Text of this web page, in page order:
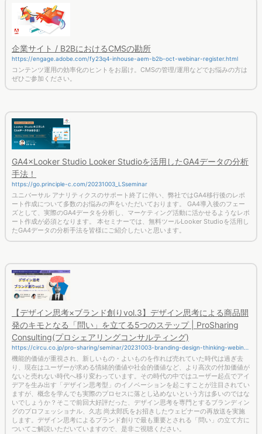
企業サイト / B2BにおけるCMSの勘所
https://engage.adobe.com/fy23q4-inhouse-aem-b2b-oct-webinar-register.html
コンテンツ運用の効率化のヒントをお届け。CMSの管理/運用などでお悩みの方は
ぜひご参加ください。
GA4×Looker Studio Looker Studioを活用したGA4データの分析
手法！
https://go.principle-c.com/20231003_LSseminar
ユニバーサル アナリティクスのサポート終了に伴い、弊社ではGA4移行後のレポ
ート作成について多数のお悩みの声をいただいております。 GA4導入後のフェー
ズとして、実際のGA4データを分析し、マーケティング活動に活かせるようなレポ
ート作成が必須となります。 本セミナーでは、無料ツールLooker Studioを活用し
たGA4データの分析手法を皆様にご紹介したいと思います。
【デザイン思考×ブランド創りvol.3】デザイン思考による商品開
発のキモとなる「問い」を立てる5つのステップ | ProSharing
Consulting(プロシェアリングコンサルティング)
https://circu.co.jp/pro-sharing/seminar/20231003-branding-design-thinking-webina
r/
機能的価値が重視され、新しいもの・よいものを作れば売れていた時代は過ぎ去
り、現在はユーザーが求める情緒的価値や社会的価値など、より高次の付加価値が
ないと売れない時代へ移り変わっています。その時代の中ではユーザー起点でアイ
デアを生み出す「デザイン思考型」のイノベーションを起こすことが注目されてい
ますが、概念を学んでも実際のプロセスに落とし込めないという方は多いのではな
いでしょうか？そこで前回大好評だった、デザイン思考を専門とするブランディン
グのプロフェッショナル、久志 尚太郎氏をお招きしたウェビナーの再放送を実施
します。デザイン思考によるブランド創りで最も重要とされる「問い」の立て方に
ついてご解説いただいていますので、是非ご視聴ください。